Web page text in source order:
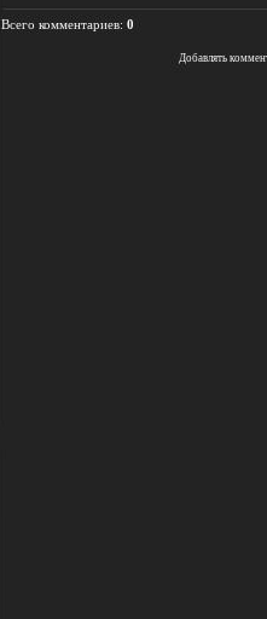
Всего комментариев: 0
Добавлять